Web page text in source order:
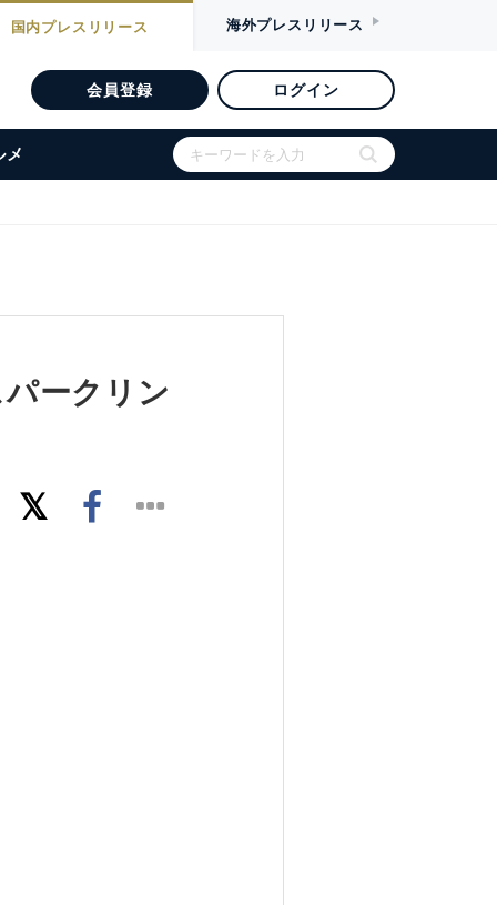
国内プレスリリース 海外プレスリリース
会員登録 ログイン
メ
ークリン